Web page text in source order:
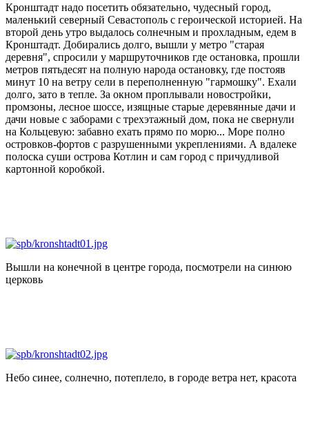
Кронштадт надо посетить обязательно, чудесный город,
маленький северный Севастополь с героической историей. На
второй день утро выдалось солнечным и прохладным, едем в
Кронштадт. Добирались долго, вышли у метро "старая
деревня", спросили у маршруточников где остановка, прошли
метров пятьдесят на полную народа остановку, где постояв
минут 10 на ветру сели в переполненную "гармошку". Ехали
долго, зато в тепле. За окном проплывали новостройки,
промзоны, лесное шоссе, изящные старые деревянные дачи и
дачи новые с заборами с трехэтажный дом, пока не свернули
на Кольцевую: забавно ехать прямо по морю... Море полно
островков-фортов с разрушенными укреплениями. А вдалеке
полоска суши острова Котлин и сам город с причудливой
картонной коробкой.
Вышли на конечной в центре города, посмотрели на синюю
церковь
Небо синее, солнечно, потеплело, в городе ветра нет, красота